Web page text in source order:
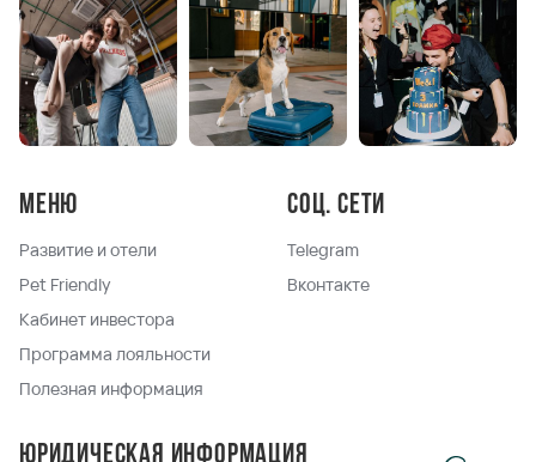
Меню
Развитие и отели
Pet Friendly
Кабинет инвестора
Программа лояльности
Полезная информация
Соц. сети
Telegram
Вконтакте
Юридическая информация